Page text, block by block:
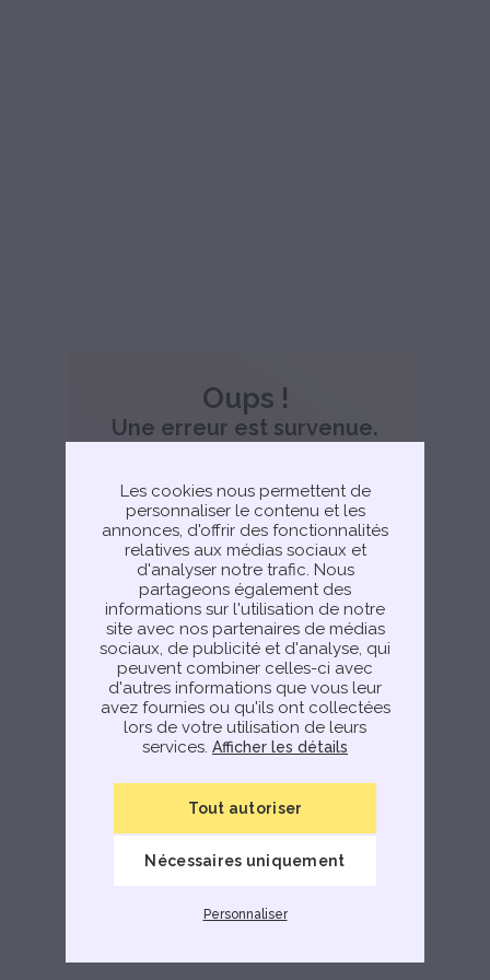
Les cookies nous permettent de
personnaliser le contenu et les
annonces, d'offrir des fonctionnalités
relatives aux médias sociaux et
d'analyser notre trafic. Nous
partageons également des
informations sur l'utilisation de notre
site avec nos partenaires de médias
sociaux, de publicité et d'analyse, qui
peuvent combiner celles-ci avec
d'autres informations que vous leur
avez fournies ou qu'ils ont collectées
lors de votre utilisation de leurs
services. Afficher les détails
Tout autoriser
Nécessaires uniquement
Personnaliser
Oups !
Une erreur est survenue.
actualiser la page.
Try again